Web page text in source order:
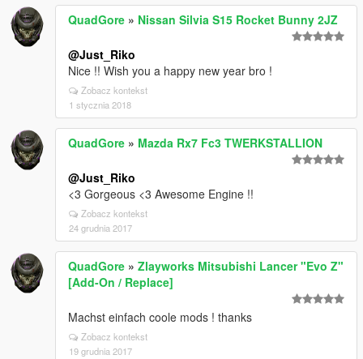
QuadGore » Nissan Silvia S15 Rocket Bunny 2JZ
@Just_Riko
Nice !! Wish you a happy new year bro !
Zobacz kontekst
1 stycznia 2018
QuadGore » Mazda Rx7 Fc3 TWERKSTALLION
@Just_Riko
<3 Gorgeous <3 Awesome Engine !!
Zobacz kontekst
24 grudnia 2017
QuadGore » Zlayworks Mitsubishi Lancer "Evo Z"
[Add-On / Replace]
Machst einfach coole mods ! thanks
Zobacz kontekst
19 grudnia 2017